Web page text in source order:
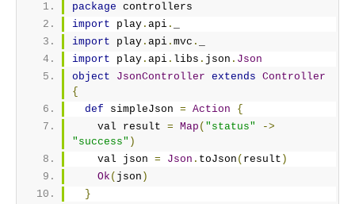
package controllers
import play. api.
import play. api. mvc .
import play. api. libs . json . Json
object
JsonController extends Controller
{
def simpleJson = Action
{
    val result
= Map ( "status"
->
"success" )
    val json
= Json . toJson ( result )
Ok ( json )
}